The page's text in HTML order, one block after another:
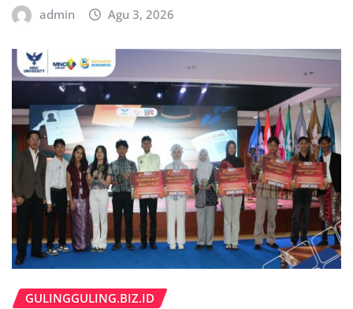
admin Agu 3, 2026
GULINGGULING.BIZ.ID